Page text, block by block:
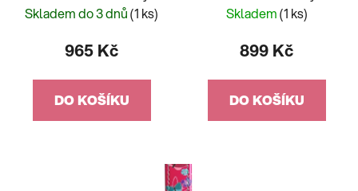
JEDNOROŽEC
Skladem do 3 dnů(1 ks)
965 Kč
DO KOŠÍKU
CWG5150
Skladem(1 ks)
899 Kč
DO KOŠÍKU